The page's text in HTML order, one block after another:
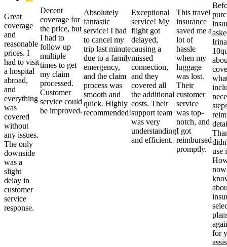
Great
coverage
and
reasonable
prices. I
had to visit
a hospital
abroad,
and
everything
was
covered
without
any issues.
The only
downside
was a
slight
delay in
customer
service
response.
Decent
coverage for
the price, but
I had to
follow up
multiple
times to get
my claim
processed.
Customer
service could
be improved.
Absolutely
fantastic
service! I had
to cancel my
trip last minute
due to a family
emergency,
and the claim
process was
smooth and
quick. Highly
recommended!
Exceptional
service! My
flight got
delayed,
causing a
missed
connection,
and they
covered all
the additional
costs. Their
support team
was very
understanding
and efficient.
This travel
insurance
saved me a
lot of
hassle
when my
luggage
was lost.
Their
customer
service
was top-
notch, and
I got
reimbursed
promptly.
use
for